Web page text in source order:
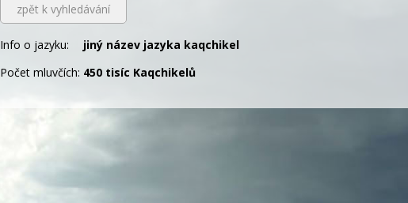
zpět k vyhledávání
Info o jazyku:
jiný název jazyka kaqchikel
Počet mluvčích: 450 tisíc Kaqchikelů